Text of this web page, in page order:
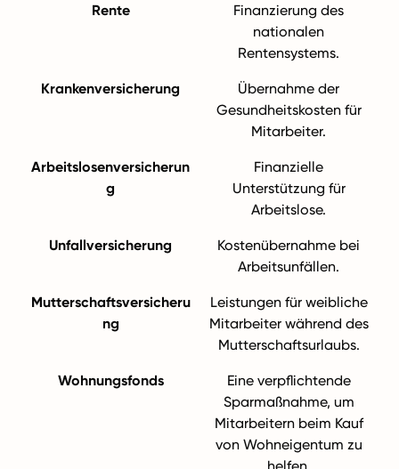
Rente
Finanzierung des
nationalen
Rentensystems.
Krankenversicherung
Übernahme der
Gesundheitskosten für
Mitarbeiter.
Arbeitslosenversicherun
g
Finanzielle
Unterstützung für
Arbeitslose.
Unfallversicherung
Kostenübernahme bei
Arbeitsunfällen.
Mutterschaftsversicheru
ng
Leistungen für weibliche
Mitarbeiter während des
Mutterschaftsurlaubs.
Wohnungsfonds
Eine verpflichtende
Sparmaßnahme, um
Mitarbeitern beim Kauf
von Wohneigentum zu